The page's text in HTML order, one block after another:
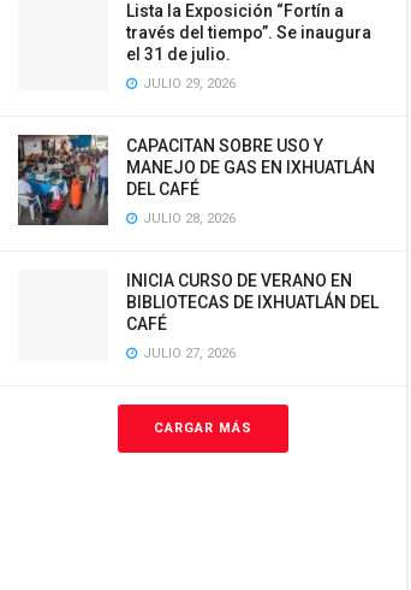
Lista la Exposición “Fortín a
través del tiempo”. Se inaugura
el 31 de julio.
JULIO 29, 2026
CAPACITAN SOBRE USO Y
MANEJO DE GAS EN IXHUATLÁN
DEL CAFÉ
JULIO 28, 2026
INICIA CURSO DE VERANO EN
BIBLIOTECAS DE IXHUATLÁN DEL
CAFÉ
JULIO 27, 2026
CARGAR MÁS